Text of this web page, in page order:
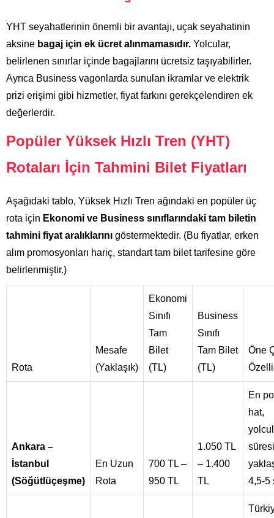
YHT seyahatlerinin önemli bir avantajı, uçak seyahatinin
aksine bagaj için ek ücret alınmamasıdır. Yolcular,
belirlenen sınırlar içinde bagajlarını ücretsiz taşıyabilirler.
Ayrıca Business vagonlarda sunulan ikramlar ve elektrik
prizi erişimi gibi hizmetler, fiyat farkını gerekçelendiren ek
değerlerdir.
Popüler Yüksek Hızlı Tren (YHT)
Rotaları İçin Tahmini Bilet Fiyatları
Aşağıdaki tablo, Yüksek Hızlı Tren ağındaki en popüler üç
rota için Ekonomi ve Business sınıflarındaki tam biletin
tahmini fiyat aralıklarını göstermektedir. (Bu fiyatlar, erken
alım promosyonları hariç, standart tam bilet tarifesine göre
belirlenmiştir.)
Rota
Mesafe
(Yaklaşık)
Ekonomi
Sınıfı
Tam
Bilet
(TL)
Business
Sınıfı
Tam Bilet
(TL)
Öne
Ankara –
İstanbul
(Söğütlüçeşme)
En Uzun
Rota
700 TL –
950 TL
1.050 TL
– 1.400
TL
En
hat,
süresi
4,5-5